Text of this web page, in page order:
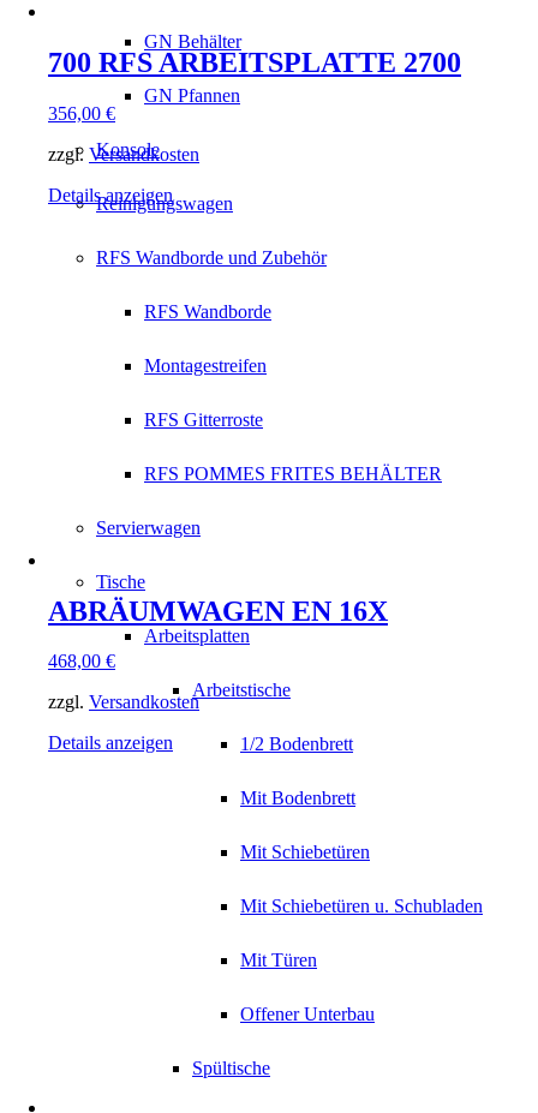
GN Behälter
GN Pfannen
Konsole
Reinigungswagen
RFS Wandborde und Zubehör
RFS Wandborde
Montagestreifen
RFS Gitterroste
RFS POMMES FRITES BEHÄLTER
Servierwagen
Tische
Arbeitsplatten
Arbeitstische
1/2 Bodenbrett
Mit Bodenbrett
Mit Schiebetüren
Mit Schiebetüren u. Schubladen
Mit Türen
Offener Unterbau
Spültische
700 RFS ARBEITSPLATTE 2700
356,00 €
zzgl. Versandkosten
Details anzeigen
ABRÄUMWAGEN EN 16X
468,00 €
zzgl. Versandkosten
Details anzeigen